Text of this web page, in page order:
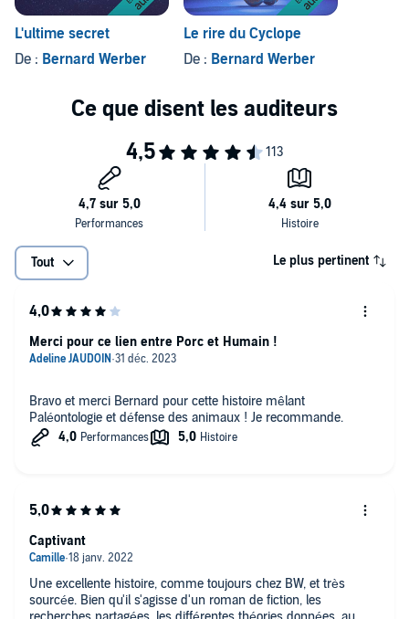
L'ultime secret
De : Bernard Werber
Le rire du Cyclope
De : Bernard Werber
Tout Le plus pertinent
Bravo et merci Bernard pour cette histoire mêlant
Paléontologie et défense des animaux ! Je recommande.
Merci pour ce lien entre Porc et Humain !
Une excellente histoire, comme toujours chez BW, et très
sourcée. Bien qu'il s'agisse d'un roman de fiction, les
Captivant